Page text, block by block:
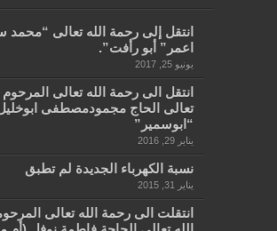
انتقل إلى رحمة الله تعالى “محمد
اعمر” أبو رأفت”.
يونيو 25, 2017
انتقل الى رحمة الله تعالى المرحوم
تعالى الحاج مجمودمصطفى
“ابوسمير”
يناير 29, 2016
نسبة الكهرباء الجديدة لم تطبق
يناير 31, 2015
انتقلت الى رحمة الله تعالى